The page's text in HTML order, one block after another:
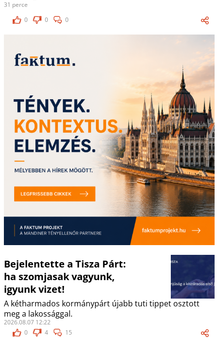
31 perce
0
0 0
Bejelentette a Tisza Párt:
ha szomjasak vagyunk,
igyunk vizet!
A kétharmados kormánypárt újabb tuti tippet osztott
meg a lakossággal.
2026.08.07 12:22
0
4 15